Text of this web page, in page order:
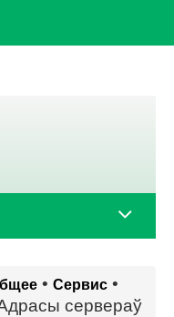
• Сервис •
сервераў